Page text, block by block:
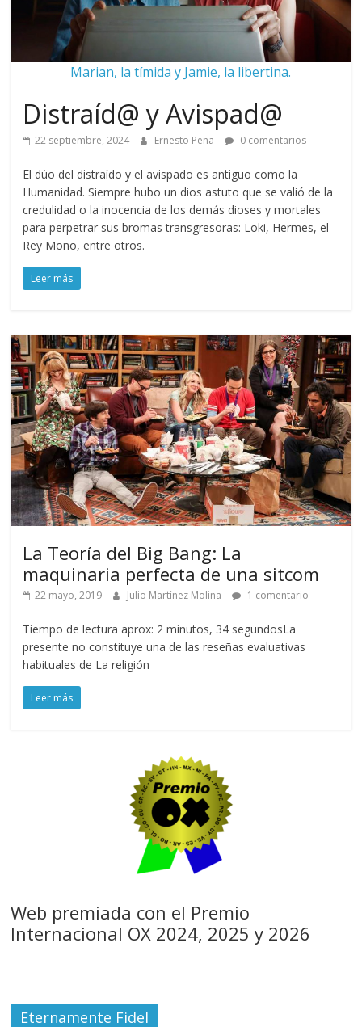
Marian, la tímida y Jamie, la libertina.
Distraíd@ y Avispad@
22 septiembre, 2024 Ernesto Peña 0 comentarios
El dúo del distraído y el avispado es antiguo como la
Humanidad. Siempre hubo un dios astuto que se valió de la
credulidad o la inocencia de los demás dioses y mortales
para perpetrar sus bromas transgresoras: Loki, Hermes, el
Rey Mono, entre otros.
Leer más
La Teoría del Big Bang: La
maquinaria perfecta de una sitcom
22 mayo, 2019 Julio Martínez Molina 1 comentario
Tiempo de lectura aprox: 2 minutos, 34 segundosLa
presente no constituye una de las reseñas evaluativas
habituales de La religión
Leer más
Web premiada con el Premio
Internacional OX 2024, 2025 y 2026
Eternamente Fidel